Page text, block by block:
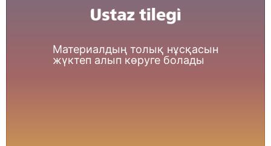
Материалдың толық нұсқасын
жүктеп алып көруге болады